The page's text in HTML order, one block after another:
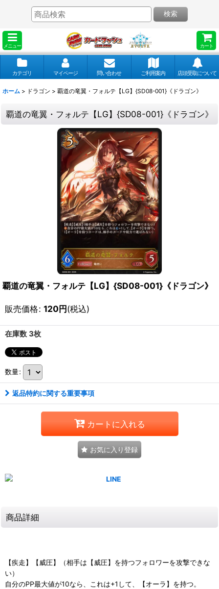
メニュー カート
検索
カテゴリ マイページ 問い合わせ ご利用案内 店頭受取について
ホーム > ドラゴン > 覇道の竜翼・フォルテ【LG】{SD08-001}《ドラゴン》
覇道の竜翼・フォルテ【LG】{SD08-001}《ドラゴン》
覇道の竜翼・フォルテ【LG】{SD08-001}《ドラゴン》
販売価格: 120円(税込)
在庫数 3枚
数量:
返品特約に関する重要事項
カートに入れる
お気に入り登録
商品詳細
【疾走】【威圧】（相手は【威圧】を持つフォロワーを攻撃できな
い）
自分のPP最大値が10なら、これは+1して、【オーラ】を持つ。